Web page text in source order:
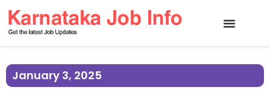
January 3, 2025